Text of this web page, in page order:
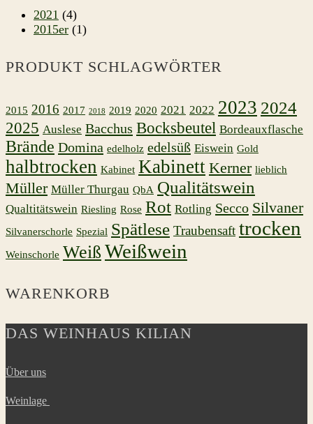
2021 (4)
2015er (1)
PRODUKT SCHLAGWÖRTER
2015 2016 2017 2018 2019 2020 2021 2022 2023 2024
2025 Auslese Bacchus Bocksbeutel Bordeauxflasche
Brände Domina edelholz edelsüß Eiswein Gold
halbtrocken Kabinet Kabinett Kerner lieblich
Müller Müller Thurgau QbA Qualitätswein
Qualtitätswein Riesling Rose Rot Rotling Secco Silvaner
Silvanerschorle Spezial Spätlese Traubensaft trocken
Weinschorle Weiß Weißwein
WARENKORB
DAS WEINHAUS KILIAN
Über uns
Weinlage